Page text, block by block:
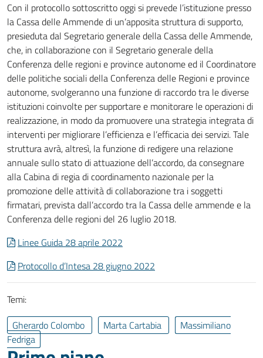
Con il protocollo sottoscritto oggi si prevede l’istituzione presso
la Cassa delle Ammende di un’apposita struttura di supporto,
presieduta dal Segretario generale della Cassa delle Ammende,
che, in collaborazione con il Segretario generale della
Conferenza delle regioni e province autonome ed il Coordinatore
delle politiche sociali della Conferenza delle Regioni e province
autonome, svolgeranno una funzione di raccordo tra le diverse
istituzioni coinvolte per supportare e monitorare le operazioni di
realizzazione, in modo da promuovere una strategia integrata di
interventi per migliorare l’efficienza e l’efficacia dei servizi. Tale
struttura avrà, altresì, la funzione di redigere una relazione
annuale sullo stato di attuazione dell’accordo, da consegnare
alla Cabina di regia di coordinamento nazionale per la
promozione delle attività di collaborazione tra i soggetti
firmatari, prevista dall’accordo tra la Cassa delle ammende e la
Conferenza delle regioni del 26 luglio 2018.
Linee Guida 28 aprile 2022
Protocollo d’Intesa 28 giugno 2022
Temi:
Gherardo Colombo
Marta Cartabia
Massimiliano
Fedriga